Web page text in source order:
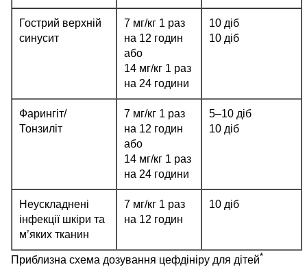
Гострий верхній
синусит
7 мг/кг 1 раз
на 12 годин
або
14 мг/кг 1 раз
на 24 години
10 діб
10 діб
Фарингіт/
Тонзиліт
7 мг/кг 1 раз
на 12 годин
або
14 мг/кг 1 раз
на 24 години
5–10 діб
10 діб
Неускладнені
інфекції шкіри та
м’яких тканин
7 мг/кг 1 раз
на 12 годин
10 діб
Приблизна схема дозування цефдініру для дітей*